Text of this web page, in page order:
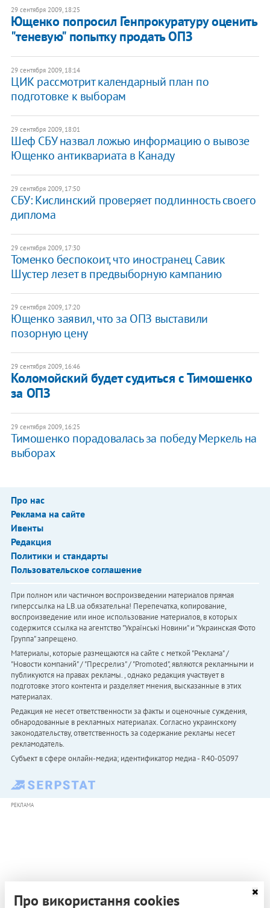
29 сентября 2009, 18:25
Ющенко попросил Генпрокуратуру оценить
"теневую" попытку продать ОПЗ
29 сентября 2009, 18:14
ЦИК рассмотрит календарный план по
подготовке к выборам
29 сентября 2009, 18:01
Шеф СБУ назвал ложью информацию о вывозе
Ющенко антиквариата в Канаду
29 сентября 2009, 17:50
СБУ: Кислинский проверяет подлинность своего
диплома
29 сентября 2009, 17:30
Томенко беспокоит, что иностранец Савик
Шустер лезет в предвыборную кампанию
29 сентября 2009, 17:20
Ющенко заявил, что за ОПЗ выставили
позорную цену
29 сентября 2009, 16:46
Коломойский будет судиться с Тимошенко
за ОПЗ
29 сентября 2009, 16:25
Тимошенко порадовалась за победу Меркель на
выборах
Про нас
Реклама на сайте
Ивенты
Редакция
Политики и стандарты
Пользовательское соглашение
При полном или частичном воспроизведении материалов прямая
гиперссылка на LB.ua обязательна! Перепечатка, копирование,
воспроизведение или иное использование материалов, в которых
содержится ссылка на агентство "Українськi Новини" и "Украинская Фото
Группа" запрещено.
Материалы, которые размещаются на сайте с меткой "Реклама" /
"Новости компаний" / "Пресрелиз" / "Promoted", являются рекламными и
публикуются на правах рекламы. , однако редакция участвует в
подготовке этого контента и разделяет мнения, высказанные в этих
материалах.
Редакция не несет ответственности за факты и оценочные суждения,
обнародованные в рекламных материалах. Согласно украинскому
законодательству, ответственность за содержание рекламы несет
рекламодатель.
Субъект в сфере онлайн-медиа; идентификатор медиа - R40-05097
РЕКЛАМА
Про використання cookies